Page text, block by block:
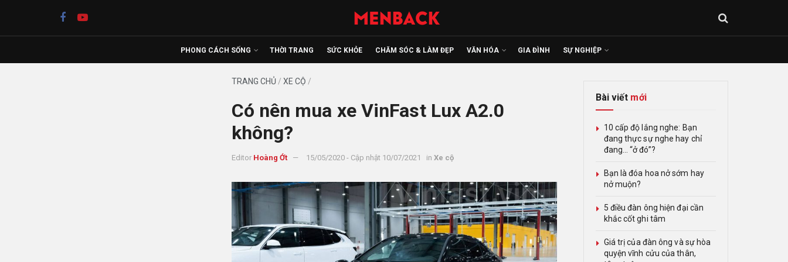
PHONG CÁCH SỐNG THỜI TRANG SỨC KHỎE CHĂM SÓC & LÀM ĐẸP VĂN HÓA GIA ĐÌNH SỰ NGHIỆP
TRANG CHỦ/ XE CỘ /
Có nên mua xe VinFast Lux A2.0
không?
Editor Hoàng Ớt 15/05/2020 - Cập nhật 10/07/2021 in Xe cộ
Bài viết mới
10 cấp độ lắng nghe: Bạn
đang thực sự nghe hay chỉ
đang… “ở đó”?
Bạn là đóa hoa nở sớm hay
nở muộn?
5 điều đàn ông hiện đại cần
khắc cốt ghi tâm
Giá trị của đàn ông và sự hòa
quyện vĩnh cửu của thân,